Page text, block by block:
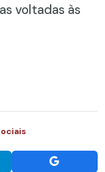
voltadas às